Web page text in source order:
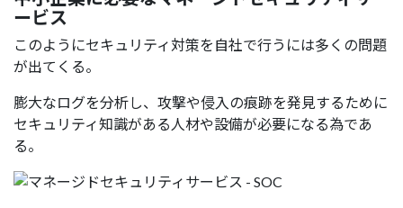
ービス
このようにセキュリティ対策を自社で行うには多くの問題
が出てくる。
膨大なログを分析し、攻撃や侵入の痕跡を発見するために
セキュリティ知識がある人材や設備が必要になる為であ
る。